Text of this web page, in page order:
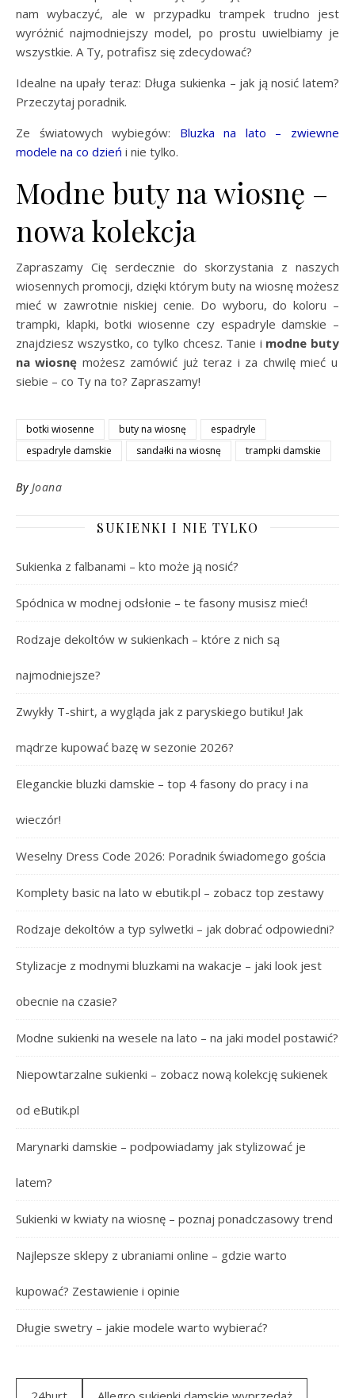
nam wybaczyć, ale w przypadku trampek trudno jest
wyróżnić najmodniejszy model, po prostu uwielbiamy je
wszystkie. A Ty, potrafisz się zdecydować?
Idealne na upały teraz: Długa sukienka – jak ją nosić latem?
Przeczytaj poradnik.
Ze światowych wybiegów: Bluzka na lato – zwiewne
modele na co dzień i nie tylko.
Modne buty na wiosnę –
nowa kolekcja
Zapraszamy Cię serdecznie do skorzystania z naszych
wiosennych promocji, dzięki którym buty na wiosnę możesz
mieć w zawrotnie niskiej cenie. Do wyboru, do koloru –
trampki, klapki, botki wiosenne czy espadryle damskie –
znajdziesz wszystko, co tylko chcesz. Tanie i modne buty
na wiosnę możesz zamówić już teraz i za chwilę mieć u
siebie – co Ty na to? Zapraszamy!
botki wiosenne buty na wiosnę
espadryle
espadryle damskie
sandałki na wiosnę trampki damskie
By Joana
SUKIENKI I NIE TYLKO
Sukienka z falbanami – kto może ją nosić?
Spódnica w modnej odsłonie – te fasony musisz mieć!
Rodzaje dekoltów w sukienkach – które z nich są
najmodniejsze?
Zwykły T-shirt, a wygląda jak z paryskiego butiku! Jak
mądrze kupować bazę w sezonie 2026?
Eleganckie bluzki damskie – top 4 fasony do pracy i na
wieczór!
Weselny Dress Code 2026: Poradnik świadomego gościa
Komplety basic na lato w ebutik.pl – zobacz top zestawy
Rodzaje dekoltów a typ sylwetki – jak dobrać odpowiedni?
Stylizacje z modnymi bluzkami na wakacje – jaki look jest
obecnie na czasie?
Modne sukienki na wesele na lato – na jaki model postawić?
Niepowtarzalne sukienki – zobacz nową kolekcję sukienek
od eButik.pl
Marynarki damskie – podpowiadamy jak stylizować je
latem?
Sukienki w kwiaty na wiosnę – poznaj ponadczasowy trend
Najlepsze sklepy z ubraniami online – gdzie warto
kupować? Zestawienie i opinie
Długie swetry – jakie modele warto wybierać?